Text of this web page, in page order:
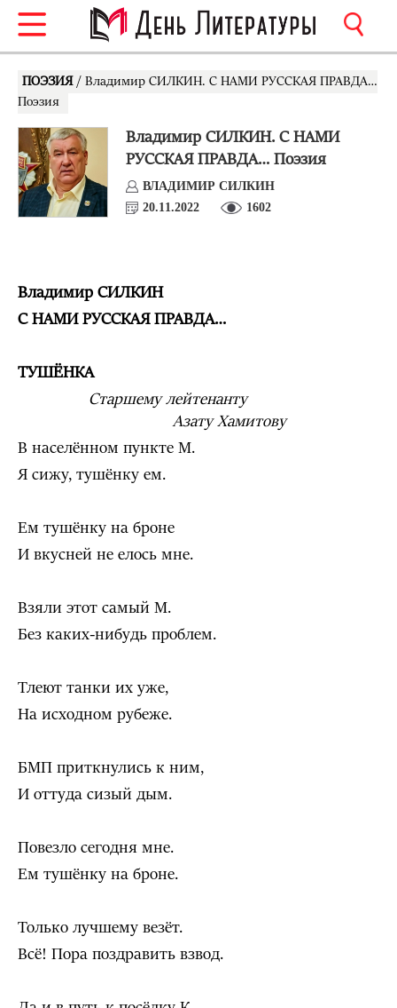
ПОЭЗИЯ / Владимир СИЛКИН. С НАМИ РУССКАЯ ПРАВДА…
Поэзия
Владимир СИЛКИН. С НАМИ
РУССКАЯ ПРАВДА… Поэзия
ВЛАДИМИР СИЛКИН
20.11.2022
1602
Владимир СИЛКИН
С НАМИ РУССКАЯ ПРАВДА…
ТУШЁНКА
Старшему лейтенанту
Азату Хамитову
В населённом пункте М.
Я сижу, тушёнку ем.
Ем тушёнку на броне
И вкусней не елось мне.
Взяли этот самый М.
Без каких-нибудь проблем.
Тлеют танки их уже,
На исходном рубеже.
БМП приткнулись к ним,
И оттуда сизый дым.
Повезло сегодня мне.
Ем тушёнку на броне.
Только лучшему везёт.
Всё! Пора поздравить взвод.